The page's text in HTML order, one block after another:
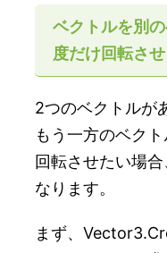
ベクトルを別
度だけ回転さ
2つのベクトルが
もう一方のベク
回転させたい場
なります。
まず、